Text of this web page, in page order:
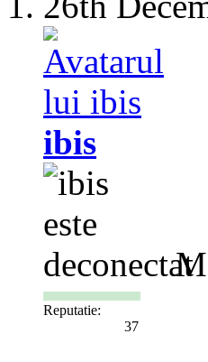
ibis
Reputatie:
37